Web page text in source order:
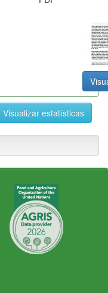
Visualizar estatísticas